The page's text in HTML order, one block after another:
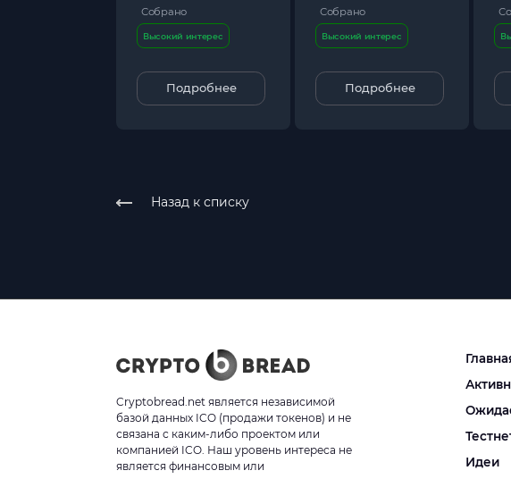
Собрано
Высокий интерес
Подробнее
Собрано
Высокий интерес
Подробнее
Назад к списку
Cryptobread.net является независимой
базой данных ICO (продажи токенов) и не
связана с каким-либо проектом или
компанией ICO. Наш уровень интереса не
является финансовым или
Идеи